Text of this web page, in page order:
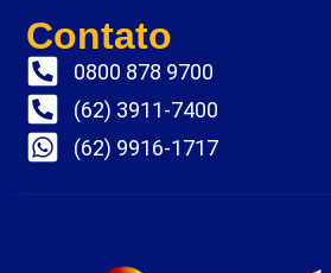
Contato
0800 878 9700
(62) 3911-7400
(62) 9916-1717